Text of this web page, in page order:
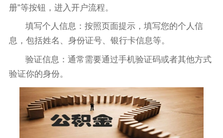
册”等按钮，进入开户流程。
填写个人信息：按照页面提示，填写您的个人信
息，包括姓名、身份证号、银行卡信息等。
验证信息：通常需要通过手机验证码或者其他方式
验证你的身份。